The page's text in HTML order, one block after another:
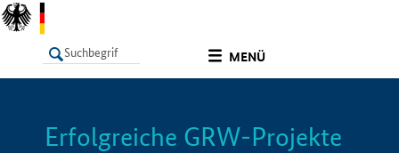
MENÜ
LISTE Info
Erfolgreiche GRW-Projekte